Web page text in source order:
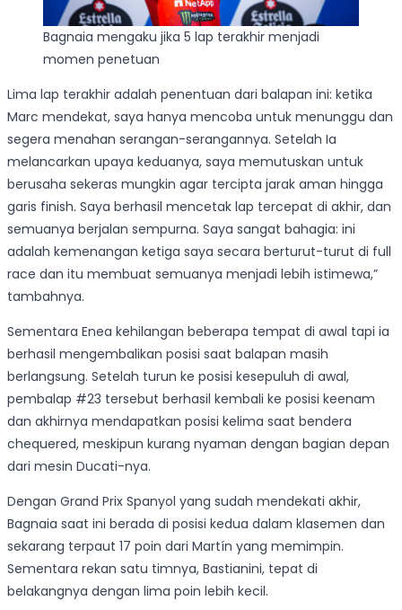
Bagnaia mengaku jika 5 lap terakhir menjadi
momen penetuan
Lima lap terakhir adalah penentuan dari balapan ini: ketika
Marc mendekat, saya hanya mencoba untuk menunggu dan
segera menahan serangan-serangannya. Setelah Ia
melancarkan upaya keduanya, saya memutuskan untuk
berusaha sekeras mungkin agar tercipta jarak aman hingga
garis finish. Saya berhasil mencetak lap tercepat di akhir, dan
semuanya berjalan sempurna. Saya sangat bahagia: ini
adalah kemenangan ketiga saya secara berturut-turut di full
race dan itu membuat semuanya menjadi lebih istimewa,”
tambahnya.
Sementara Enea kehilangan beberapa tempat di awal tapi ia
berhasil mengembalikan posisi saat balapan masih
berlangsung. Setelah turun ke posisi kesepuluh di awal,
pembalap #23 tersebut berhasil kembali ke posisi keenam
dan akhirnya mendapatkan posisi kelima saat bendera
chequered, meskipun kurang nyaman dengan bagian depan
dari mesin Ducati-nya.
Dengan Grand Prix Spanyol yang sudah mendekati akhir,
Bagnaia saat ini berada di posisi kedua dalam klasemen dan
sekarang terpaut 17 poin dari Martín yang memimpin.
Sementara rekan satu timnya, Bastianini, tepat di
belakangnya dengan lima poin lebih kecil.